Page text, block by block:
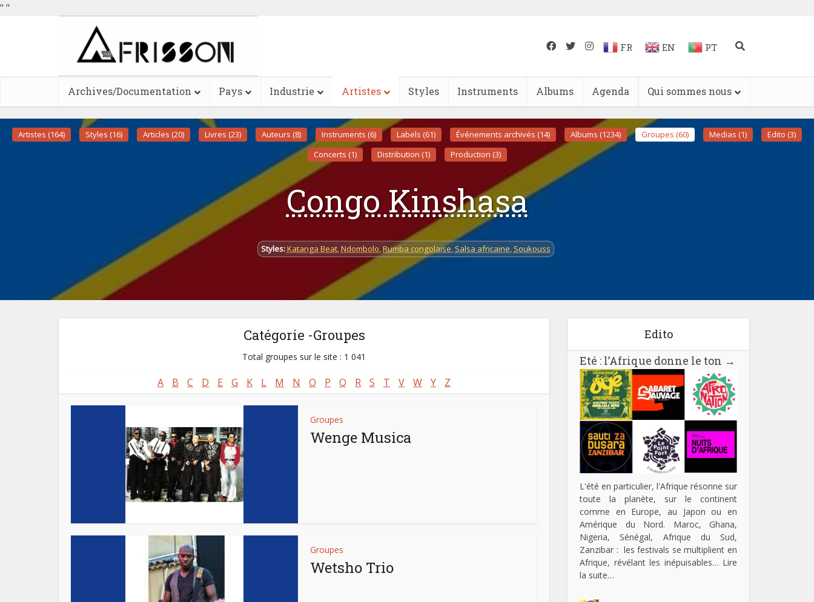
" "
FR EN PT
Archives/Documentation Pays Industrie Artistes Styles Instruments Albums Agenda Qui sommes nous
Artistes (164) Styles (16) Articles (20) Livres (23) Auteurs (8) Instruments (6) Labels (61) Événements archivés (14) Albums (1234) Groupes (60) Medias (1)
Edito (3)
Concerts (1)
Distribution (1) Production (3)
Congo Kinshasa
Styles:Katanga Beat,Ndombolo,Rumba congolaise,Salsa africaine, Soukouss
Catégorie -Groupes
Total groupes sur le site : 1 041
A B C D E G K L M N O P Q R S T V W Y Z
Groupes
Wenge Musica
Groupes
Wetsho Trio
Edito
Eté : l’Afrique donne le ton →
L'été en particulier, l'Afrique résonne sur
toute la planète, sur le continent
comme en Europe, au Japon ou en
Amérique du Nord. Maroc, Ghana,
Nigeria, Sénégal, Afrique du Sud,
Zanzibar : les festivals se multiplient en
Afrique, révélant les inépuisables… Lire
la suite…